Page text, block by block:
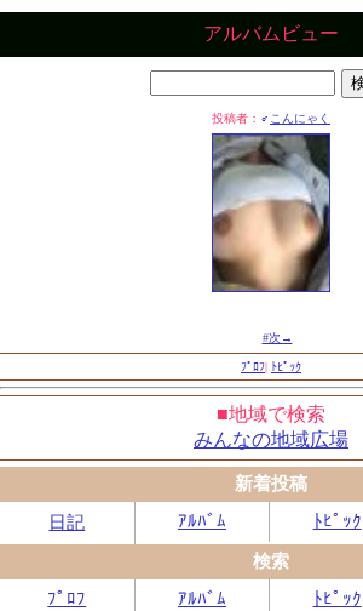
アルバムビュー
投稿者： ♂ こんにゃく
#次→
ﾌﾟﾛﾌ| ﾄﾋﾟｯｸ
■地域で検索
みんなの地域広場
新着投稿
日記
ｱﾙﾊﾞﾑ ﾄﾋﾟｯｸ
検索
ﾌﾟﾛﾌ
ｱﾙﾊﾞﾑ ﾄﾋﾟｯｸ